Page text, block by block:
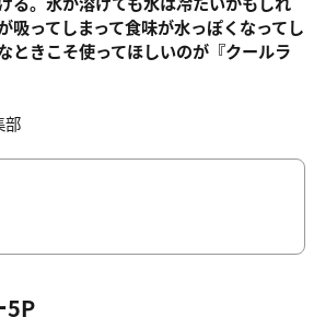
吸ってしまって食味が水っぽくなってし
ときこそ使ってほしいのが『クールラ
部
5P